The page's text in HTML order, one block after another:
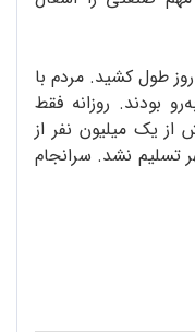
دو سال و نیم گرسنگی: محاصره‌ 872 روز طول کشید. مردم با
بودند. روزانه فقط
از یک میلیون نفر از
تسلیم نشد. سرانجام